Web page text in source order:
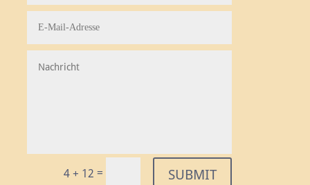
4 + 12 = SUBMIT